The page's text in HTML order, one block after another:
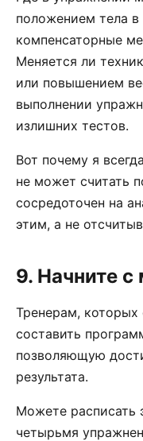
положением тела в
компенсаторные
Меняется ли
или повышением
выполнении
излишних тестов.
Вот почему я
не может считать
сосредоточен на
этим, а не
9. Начните
Тренерам, которых
составить
позволяющую
результата.
Можете расписать
четырьмя